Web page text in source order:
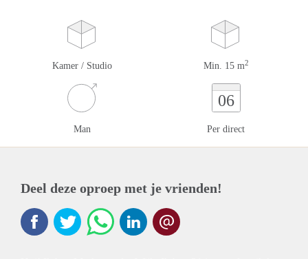
Kamer / Studio Min. 15 m2
Man
06
Per direct
Deel deze oproep met je vrienden!